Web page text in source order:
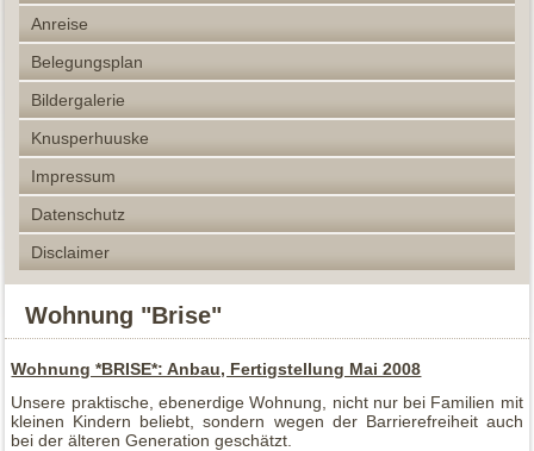
Anreise
Belegungsplan
Bildergalerie
Knusperhuuske
Impressum
Datenschutz
Disclaimer
Wohnung "Brise"
Wohnung *BRISE*: Anbau, Fertigstellung Mai 2008
Unsere praktische, ebenerdige Wohnung, nicht nur bei Familien mit
kleinen Kindern beliebt, sondern wegen der Barrierefreiheit auch
bei der älteren Generation geschätzt.